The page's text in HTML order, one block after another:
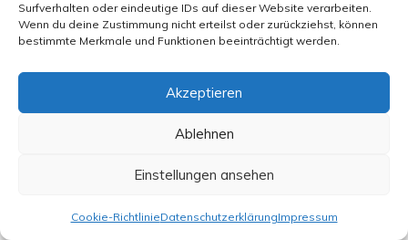
Surfverhalten oder eindeutige IDs auf dieser Website verarbeiten.
Wenn du deine Zustimmung nicht erteilst oder zurückziehst, können
bestimmte Merkmale und Funktionen beeinträchtigt werden.
Akzeptieren
Ablehnen
Einstellungen ansehen
Cookie-RichtlinieDatenschutzerklärungImpressum
in dem die Vision entstand, dass – ähnlich wie
mittlerweile in vielen Behörden – über eine 0800-er
Therapeut/in zugeschaltet wird – der nächste freie Platz
ist Ihrer! Tschaka! Raus mit dem Problem, und die Lösung
– garantiert! – innerhalb der nächsten 50 Minuten! Bei
einverstanden mit der Aufzeichnung dieses Gesprächs?
Und im Anschluß, bleiben Sie in der Leitung!, Ihre